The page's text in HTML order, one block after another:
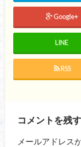
Google+
LINE
RSS
コメントを残す
メールアドレス